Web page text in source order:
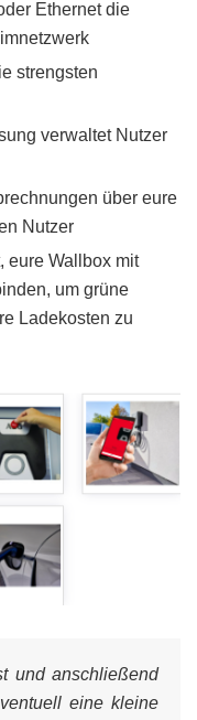
Ethernet die
strengsten
verwaltet Nutzer
über eure
Nutzer
eure Wallbox mit
um grüne
Ladekosten zu
und anschließend
eine kleine